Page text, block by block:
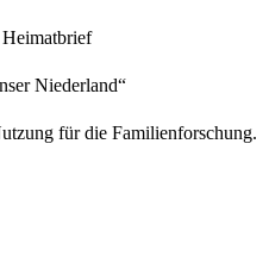
Niederland“
für die Familienforschung.